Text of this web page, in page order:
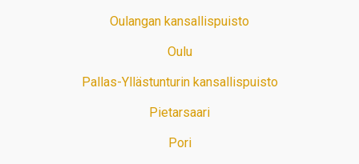
Oulangan kansallispuisto
Oulu
Pallas-Yllästunturin kansallispuisto
Pietarsaari
Pori